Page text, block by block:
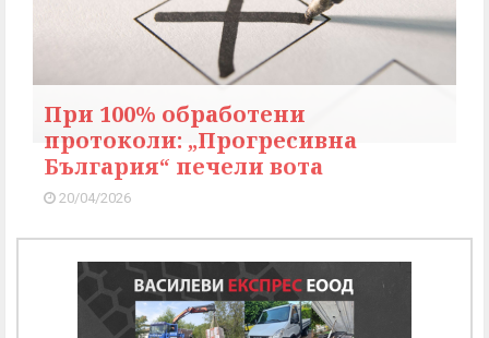
При 100% обработени
протоколи: „Прогресивна
България“ печели вота
20/04/2026